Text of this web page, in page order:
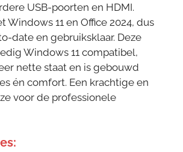
USB-poorten en HDMI.
Windows 11 en Office 2024, dus
date en gebruiksklaar. Deze
Windows 11 compatibel,
nette staat en is gebouwd
én comfort. Een krachtige en
voor de professionele